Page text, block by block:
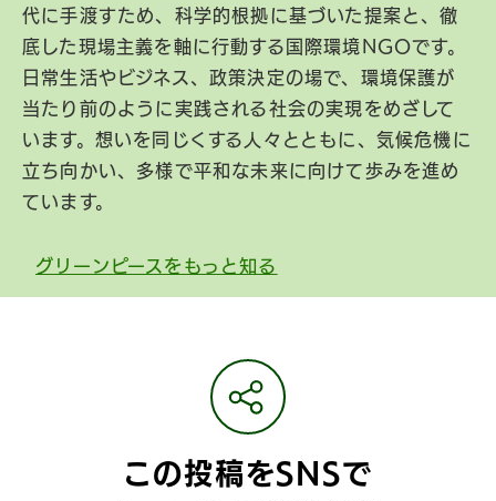
代に手渡すため、科学的根拠に基づいた提案と、徹
底した現場主義を軸に行動する国際環境NGOです。
日常生活やビジネス、政策決定の場で、環境保護が
当たり前のように実践される社会の実現をめざして
います。想いを同じくする人々とともに、気候危機に
立ち向かい、多様で平和な未来に向けて歩みを進め
ています。
グリーンピースをもっと知る
この投稿をSNSで